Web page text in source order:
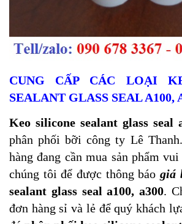
CUNG CẤPCÁC LOẠI
SEALANT GLASS SEAL A100,
Keo silicone sealant glass seal
phân phối bỡi công ty Lê
hàng đang cần mua sản phẩm
chúng tôi để được thông báo giá
sealant glass seal a100, a300.
đơn hàng sỉ và lẻ để quý khách